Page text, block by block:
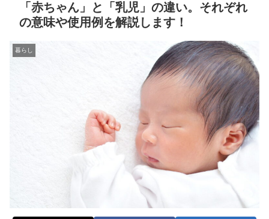
「赤ちゃん」と「乳児」の違い。それぞれ
の意味や使用例を解説します！
暮らし